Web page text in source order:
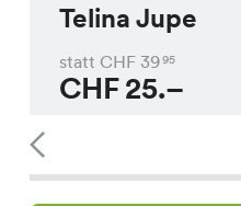
Telina Jupe
statt CHF 3995
CHF25.–